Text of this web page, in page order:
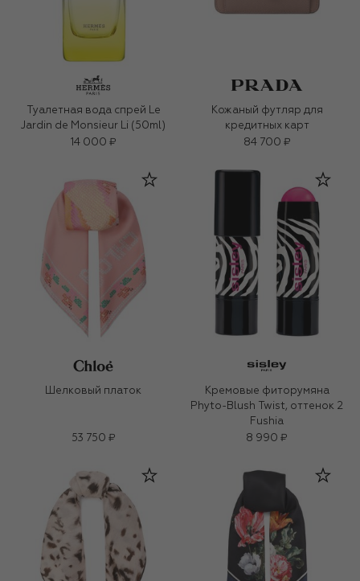
Туалетная вода спрей Le
Jardin de Monsieur Li (50ml)
14 000 ₽
Кожаный футляр для
кредитных карт
84 700 ₽
Шелковый платок
53 750 ₽
Кремовые фиторумяна
Phyto-Blush Twist, оттенок 2
Fushia
8 990 ₽